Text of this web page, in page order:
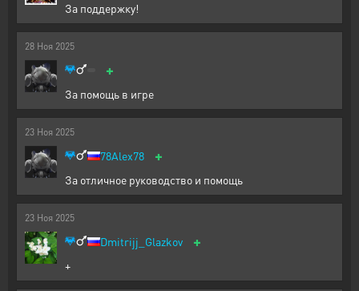
За поддержку!
28 Ноя 2025
+
За помощь в игре
23 Ноя 2025
78Alex78 +
За отличное руководство и помощь
23 Ноя 2025
Dmitrijj_Glazkov +
+